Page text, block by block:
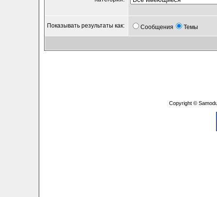
Показывать результаты как: Сообщения Темы
Copyright ©